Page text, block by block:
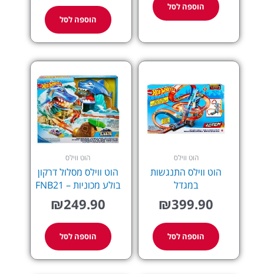
הוספה לסל
הוספה לסל
הוט ווילס
הוט ווילס התנגשות
במגדל
₪399.90
הוספה לסל
הוט ווילס
הוט ווילס מסלול דרקון
בולע מכוניות – FNB21
₪249.90
הוספה לסל